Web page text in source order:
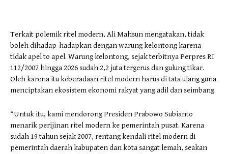
Terkait polemik ritel modern, Ali Mahsun mengatakan, tidak
boleh dihadap-hadapkan dengan warung kelontong karena
tidak apel to apel. Warung kelontong, sejak terbitnya Perpres RI
112/2007 hingga 2026 sudah 2,2 juta tergerus dan gulung tikar.
Oleh karena itu keberadaan ritel modern harus di tata ulang guna
menciptakan ekosistem ekonomi rakyat yang adil dan seimbang.
“Untuk itu, kami mendorong Presiden Prabowo Subianto
menarik perijinan ritel modern ke pemerintah pusat. Karena
sudah 19 tahun sejak 2007, rentang kendali ritel modern di
pemerintah daerah kabupaten dan kota sangat lemah, seakan